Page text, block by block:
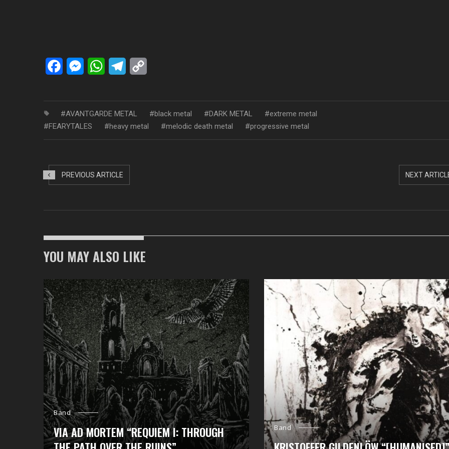
FacebookMessengerWhatsAppTelegram
AVANTGARDE METAL black metal DARK METAL
extreme metal
FEARYTALES
heavy metal melodic death metal progressive metal
PREVIOUS ARTICLE NEXT
YOU MAY ALSO LIKE
Band
VIA AD MORTEM “REQUIEM I: THROUGH
Band